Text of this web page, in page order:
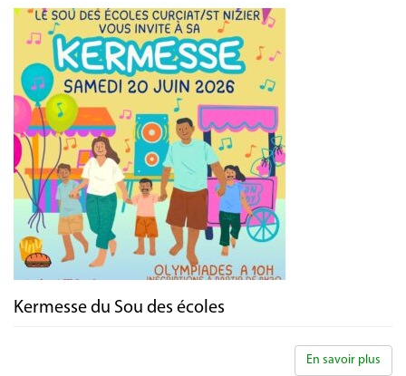
Kermesse du Sou des écoles
En savoir plus